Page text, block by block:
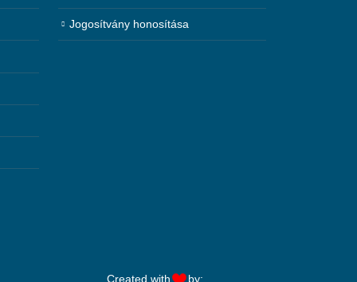
Jogosítvány honosítása
Created with by: